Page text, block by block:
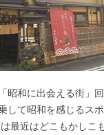
昭和に出会える街」
して昭和を感じるス
最近はどこもかしこ